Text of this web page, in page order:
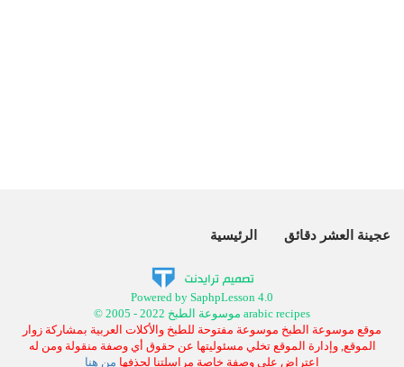
عجينة العشر دقائق الرئيسية
Powered by SaphpLesson 4.0
© 2005 - 2022 موسوعة الطبخ arabic recipes
موقع موسوعة الطبخ موسوعة مفتوحة للطبخ والأكلات العربية بمشاركة زوار
الموقع, وإدارة الموقع تخلي مسئوليتها عن حقوق أي وصفة منقولة ومن له
اعتراض على وصفة خاصة مراسلتنا لحذفها من هنا